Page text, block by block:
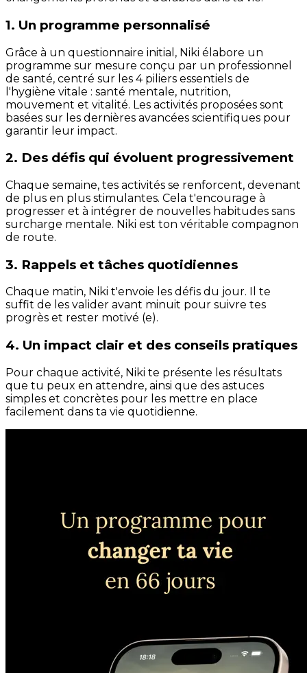
1. Un programme personnalisé
Grâce à un questionnaire initial, Niki élabore un
programme sur mesure conçu par un professionnel
de santé, centré sur les 4 piliers essentiels de
l'hygiène vitale : santé mentale, nutrition,
mouvement et vitalité. Les activités proposées sont
basées sur les dernières avancées scientifiques pour
garantir leur impact.
2. Des défis qui évoluent progressivement
Chaque semaine, tes activités se renforcent, devenant
de plus en plus stimulantes. Cela t'encourage à
progresser et à intégrer de nouvelles habitudes sans
surcharge mentale. Niki est ton véritable compagnon
de route.
3. Rappels et tâches quotidiennes
Chaque matin, Niki t'envoie les défis du jour. Il te
suffit de les valider avant minuit pour suivre tes
progrès et rester motivé (e).
4. Un impact clair et des conseils pratiques
Pour chaque activité, Niki te présente les résultats
que tu peux en attendre, ainsi que des astuces
simples et concrètes pour les mettre en place
facilement dans ta vie quotidienne.